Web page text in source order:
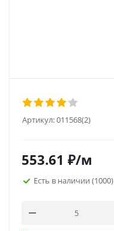
Артикул:011568(2)
553.61 ₽/м
Есть в наличии (1000)